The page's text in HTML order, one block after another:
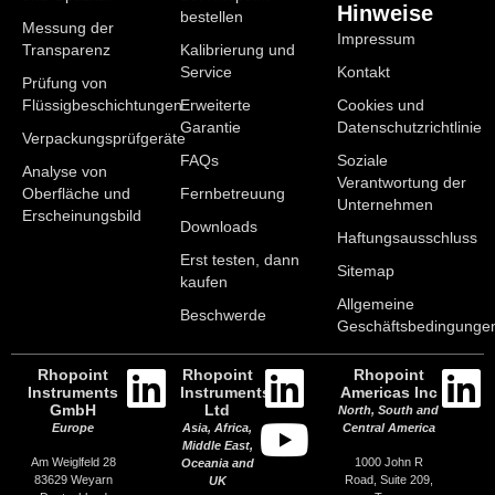
Messung der
Transparenz
Prüfung von
Flüssigbeschichtungen
Verpackungsprüfgeräte
Analyse von
Oberfläche und
Erscheinungsbild
bestellen
Kalibrierung und
Service
Erweiterte
Garantie
FAQs
Fernbetreuung
Downloads
Erst testen, dann
kaufen
Beschwerde
Hinweise
Impressum
Kontakt
Cookies und
Datenschutzrichtlinie
Soziale
Verantwortung der
Unternehmen
Haftungsausschluss
Sitemap
Allgemeine
Rhopoint
Instruments
GmbH
Europe
Am Weiglfeld 28
83629 Weyarn
Rhopoint
Instruments
Ltd
Asia, Africa,
Middle East,
Oceania and
UK
Rhopoint
Americas Inc
North, South and
Central America
1000 John R
Road, Suite 209,